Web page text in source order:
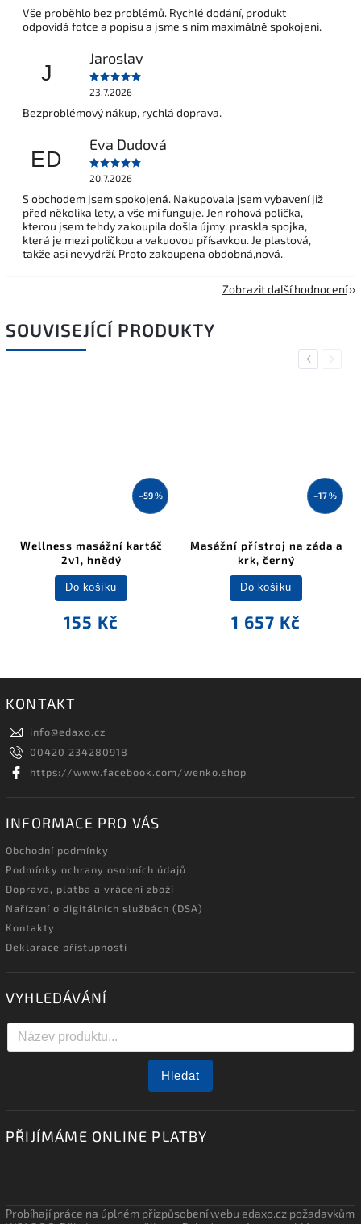
Vše proběhlo bez problémů. Rychlé dodání, produkt
odpovídá fotce a popisu a jsme s ním maximálně spokojeni.
J
Jaroslav
23.7.2026
Bezproblémový nákup, rychlá doprava.
ED
Eva Dudová
20.7.2026
S obchodem jsem spokojená. Nakupovala jsem vybavení již
před několika lety, a vše mi funguje. Jen rohová polička,
kterou jsem tehdy zakoupila došla újmy: praskla spojka,
která je mezi poličkou a vakuovou přísavkou. Je plastová,
takže asi nevydrží. Proto zakoupena obdobná,nová.
Zobrazit další hodnocení
SOUVISEJÍCÍ PRODUKTY
Previous
–59 %
Wellness masážní kartáč
2v1, hnědý
155 Kč
Do košíku
–17 %
Masážní přístroj na záda a
krk, černý
1 657 Kč
Do košíku
Next
KONTAKT
info@edaxo.cz
00420 234280918
https://www.facebook.com/wenko.shop
INFORMACE PRO VÁS
Obchodní podmínky
Podmínky ochrany osobních údajů
Doprava, platba a vrácení zboží
Nařízení o digitálních službách (DSA)
Kontakty
Deklarace přístupnosti
VYHLEDÁVÁNÍ
Hledat
PŘIJÍMÁME ONLINE PLATBY
Probíhají práce na úplném přizpůsobení webu edaxo.cz požadavkům